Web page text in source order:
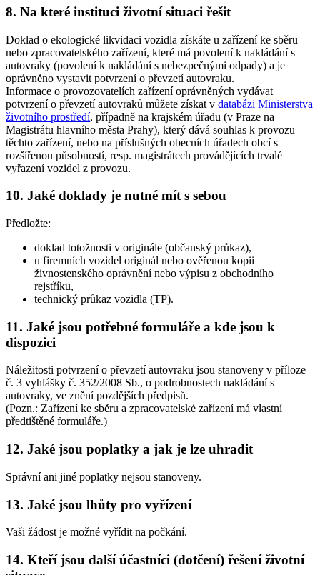
8. Na které instituci životní situaci řešit
Doklad o ekologické likvidaci vozidla získáte u zařízení ke sběru
nebo zpracovatelského zařízení, které má povolení k nakládání s
autovraky (povolení k nakládání s nebezpečnými odpady) a je
oprávněno vystavit potvrzení o převzetí autovraku.
Informace o provozovatelích zařízení oprávněných vydávat
potvrzení o převzetí autovraků můžete získat v databázi Ministerstva
životního prostředí, případně na krajském úřadu (v Praze na
Magistrátu hlavního města Prahy), který dává souhlas k provozu
těchto zařízení, nebo na příslušných obecních úřadech obcí s
rozšířenou působností, resp. magistrátech provádějících trvalé
vyřazení vozidel z provozu.
10. Jaké doklady je nutné mít s sebou
Předložte:
doklad totožnosti v originále (občanský průkaz),
u firemních vozidel originál nebo ověřenou kopii
živnostenského oprávnění nebo výpisu z obchodního
rejstříku,
technický průkaz vozidla (TP).
11. Jaké jsou potřebné formuláře a kde jsou k
dispozici
Náležitosti potvrzení o převzetí autovraku jsou stanoveny v příloze
č. 3 vyhlášky č. 352/2008 Sb., o podrobnostech nakládání s
autovraky, ve znění pozdějších předpisů.
(Pozn.: Zařízení ke sběru a zpracovatelské zařízení má vlastní
předtištěné formuláře.)
12. Jaké jsou poplatky a jak je lze uhradit
Správní ani jiné poplatky nejsou stanoveny.
13. Jaké jsou lhůty pro vyřízení
Vaši žádost je možné vyřídit na počkání.
14. Kteří jsou další účastníci (dotčení) řešení životní